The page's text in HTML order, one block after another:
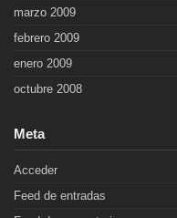
marzo 2009
febrero 2009
enero 2009
octubre 2008
Meta
Acceder
Feed de entradas